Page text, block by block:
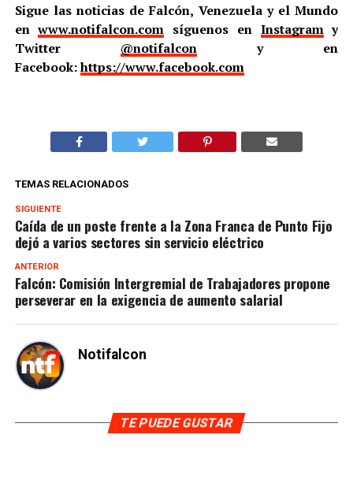
Sigue las noticias de Falcón, Venezuela y el Mundo
enwww.notifalcon.com síguenos en Instagramy
Twitter @notifalcony en
Facebook:https://www.facebook.com
TEMAS RELACIONADOS
SIGUIENTE
Caída de un poste frente a la Zona Franca de Punto Fijo
dejó a varios sectores sin servicio eléctrico
ANTERIOR
Falcón: Comisión Intergremial de Trabajadores propone
perseverar en la exigencia de aumento salarial
Notifalcon
TE PUEDE GUSTAR